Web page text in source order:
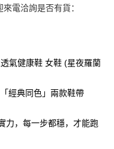
AFTEE可延長的天數所計算
繳費天數，但無法保證一定能
成繳費。
審查結果，核予每個人不同
電洽詢是否有貨：
氣健康鞋 女鞋 (星夜羅蘭
經典同色」兩款鞋帶
力，每一步都穩，才能跑